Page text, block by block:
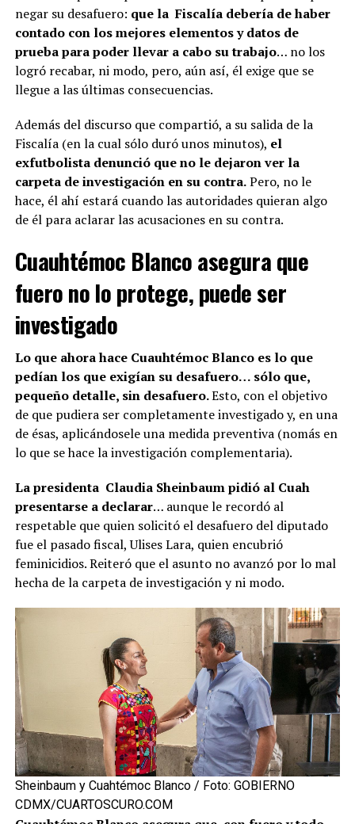
negar su desafuero: que la Fiscalía debería de haber
contado con los mejores elementos y datos de
prueba para poder llevar a cabo su trabajo… no los
logró recabar, ni modo, pero, aún así, él exige que se
llegue a las últimas consecuencias.
Además del discurso que compartió, a su salida de la
Fiscalía (en la cual sólo duró unos minutos), el
exfutbolista denunció que no le dejaron ver la
carpeta de investigación en su contra.Pero, no le
hace, él ahí estará cuando las autoridades quieran algo
de él para aclarar las acusaciones en su contra.
Cuauhtémoc Blanco asegura que
fuero no lo protege, puede ser
investigado
Lo que ahora hace Cuauhtémoc Blanco es lo que
pedían los que exigían su desafuero… sólo que,
pequeño detalle, sin desafuero.Esto, con el objetivo
de que pudiera ser completamente investigado y, en una
de ésas, aplicándosele una medida preventiva (nomás en
lo que se hace la investigación complementaria).
La presidenta Claudia Sheinbaum pidió al Cuah
presentarse a declarar… aunque le recordó al
respetable que quien solicitó el desafuero del diputado
fue el pasado fiscal, Ulises Lara, quien encubrió
feminicidios. Reiteró que el asunto no avanzó por lo mal
hecha de la carpeta de investigación y ni modo.
Sheinbaum y Cuahtémoc Blanco / Foto: GOBIERNO
CDMX/CUARTOSCURO.COM